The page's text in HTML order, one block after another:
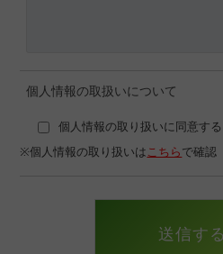
個人情報の取扱いについて
個人情報の取り扱いに同意する
※個人情報の取り扱いはこちらで確認